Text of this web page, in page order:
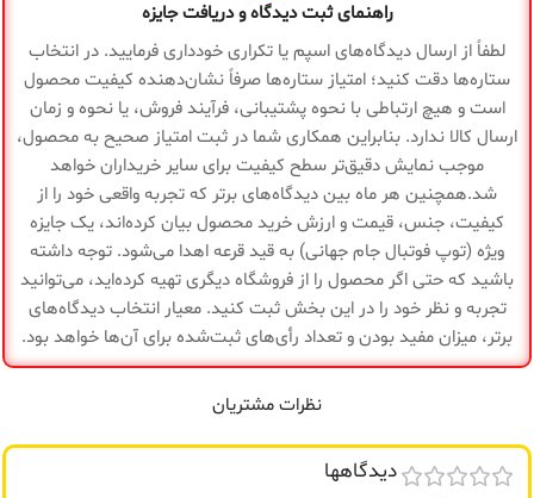
فروشگاه منیریه
گارانتی ضمانت سلامت کالا
رنگ مشکی سبز
فروشگاه منیریه
گارانتی ضمانت سلامت کالا
راهنمای ثبت دیدگاه و دریافت جایزه
لطفاً از ارسال دیدگاه‌های اسپم یا تکراری خودداری فرمایید. در انتخاب
ستاره‌ها دقت کنید؛ امتیاز ستاره‌ها صرفاً نشان‌دهنده کیفیت محصول
است و هیچ ارتباطی با نحوه پشتیبانی، فرآیند فروش، یا نحوه و زمان
ارسال کالا ندارد. بنابراین همکاری شما در ثبت امتیاز صحیح به محصول،
موجب نمایش دقیق‌تر سطح کیفیت برای سایر خریداران خواهد
شد.همچنین هر ماه بین دیدگاه‌های برتر که تجربه واقعی خود را از
کیفیت، جنس، قیمت و ارزش خرید محصول بیان کرده‌اند، یک جایزه
ویژه (توپ فوتبال جام جهانی) به قید قرعه اهدا می‌شود. توجه داشته
باشید که حتی اگر محصول را از فروشگاه دیگری تهیه کرده‌اید، می‌توانید
تجربه و نظر خود را در این بخش ثبت کنید. معیار انتخاب دیدگاه‌های
برتر، میزان مفید بودن و تعداد رأی‌های ثبت‌شده برای آن‌ها خواهد بود.
نظرات مشتریان
دیدگاهها